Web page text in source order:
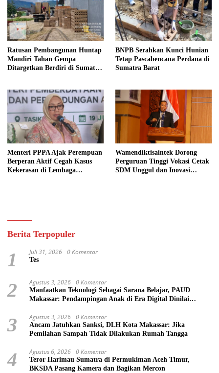
Ratusan Pembangunan Huntap
Mandiri Tahan Gempa
Ditargetkan Berdiri di Sumatra
BNPB Serahkan Kunci Hunian
Tetap Pascabencana Perdana di
Sumatra Barat
Menteri PPPA Ajak Perempuan
Berperan Aktif Cegah Kasus
Kekerasan di Lembaga
Wamendiktisaintek Dorong
Perguruan Tinggi Vokasi Cetak
SDM Unggul dan Inovasi
Berita Terpopuler
1 Juli 31, 2026 0 Komentar
Tes
2 Agustus 3, 2026 0 Komentar
Manfaatkan Teknologi Sebagai Sarana Belajar, PAUD
Makassar: Pendampingan Anak di Era Digital Dinilai
3 Agustus 3, 2026 0 Komentar
Ancam Jatuhkan Sanksi, DLH Kota Makassar: Jika
Pemilahan Sampah Tidak Dilakukan Rumah Tangga
4 Agustus 6, 2026 0 Komentar
Teror Harimau Sumatra di Permukiman Aceh Timur,
BKSDA Pasang Kamera dan Bagikan Mercon